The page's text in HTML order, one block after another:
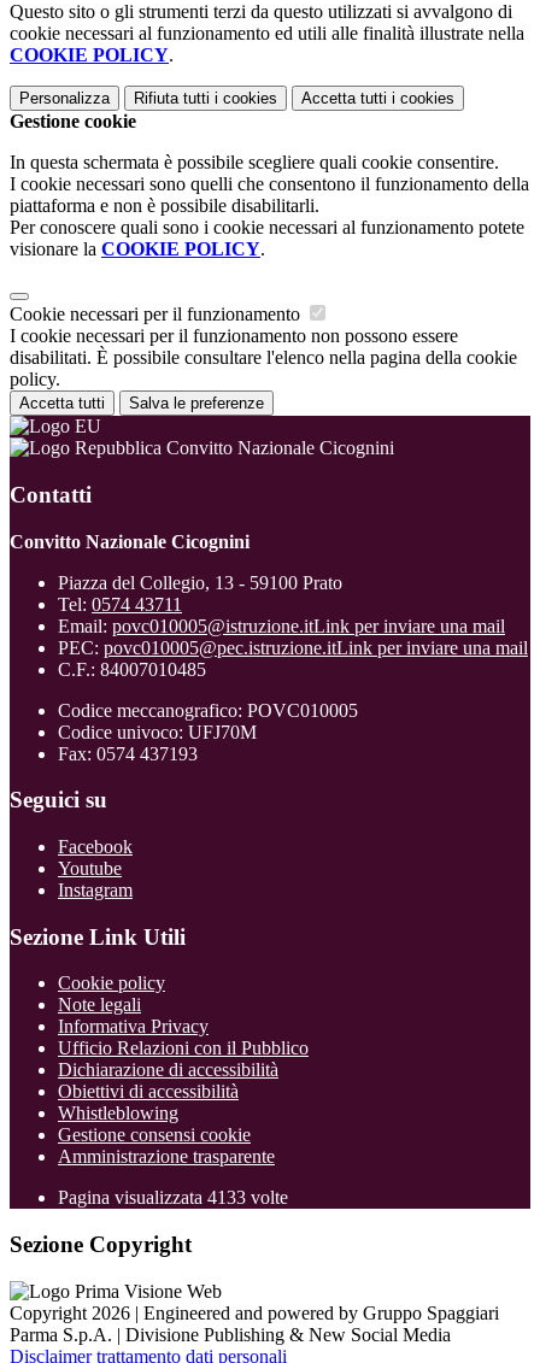
Questo sito o gli strumenti terzi da questo utilizzati si avvalgono di
cookie necessari al funzionamento ed utili alle finalità illustrate nella
COOKIE POLICY.
Personalizza Rifiuta tutti i cookies Accetta tutti i cookies
Gestione cookie
In questa schermata è possibile scegliere quali cookie consentire.
I cookie necessari sono quelli che consentono il funzionamento della
piattaforma e non è possibile disabilitarli.
Per conoscere quali sono i cookie necessari al funzionamento potete
visionare la COOKIE POLICY.
Cookie necessari per il funzionamento
I cookie necessari per il funzionamento non possono essere
disabilitati. È possibile consultare l'elenco nella pagina della cookie
policy.
Accetta tutti Salva le preferenze
Convitto Nazionale Cicognini
Contatti
Convitto Nazionale Cicognini
Piazza del Collegio, 13 - 59100 Prato
Tel: 0574 43711
Email: povc010005@istruzione.itLink per inviare una mail
PEC: povc010005@pec.istruzione.itLink per inviare una mail
C.F.: 84007010485
Codice meccanografico: POVC010005
Codice univoco: UFJ70M
Fax: 0574 437193
Seguici su
Facebook
Youtube
Instagram
Sezione Link Utili
Cookie policy
Note legali
Informativa Privacy
Ufficio Relazioni con il Pubblico
Dichiarazione di accessibilità
Obiettivi di accessibilità
Whistleblowing
Gestione consensi cookie
Amministrazione trasparente
Pagina visualizzata 4133 volte
Sezione Copyright
Copyright 2026 | Engineered and powered by Gruppo Spaggiari
Parma S.p.A. | Divisione Publishing & New Social Media
Disclaimer trattamento dati personali